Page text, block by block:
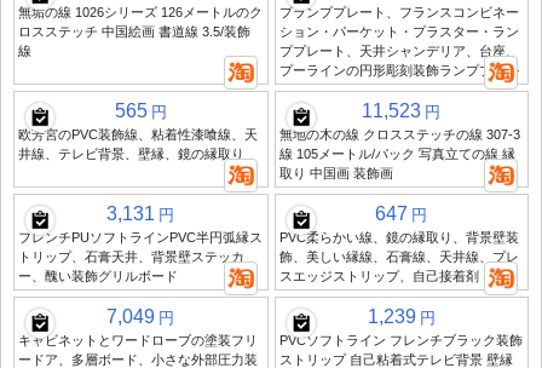
無垢の線 1026シリーズ 126メートルのク
ロスステッチ 中国絵画 書道線 3.5/装飾
線
プランププレート、フランスコンビネー
ション・パーケット・プラスター・ラン
ププレート、天井シャンデリア、台座、
プーラインの円形彫刻装飾ランププール
565 円
欧芳宮のPVC装飾線、粘着性漆喰線、天
井線、テレビ背景、壁縁、鏡の縁取り
11,523 円
無地の木の線 クロスステッチの線 307-3
線 105メートル/パック 写真立ての線 縁
取り 中国画 装飾画
3,131 円
フレンチPUソフトラインPVC半円弧縁ス
トリップ、石膏天井、背景壁ステッカ
ー、醜い装飾グリルボード
647 円
PVC柔らかい線、鏡の縁取り、背景壁装
飾、美しい縁線、石膏線、天井線、プレ
スエッジストリップ、自己接着剤
7,049 円
キャビネットとワードローブの塗装フリ
ードア、多層ボード、小さな外部圧力装
1,239 円
PVCソフトライン フレンチブラック装飾
ストリップ 自己粘着式テレビ背景 壁縁